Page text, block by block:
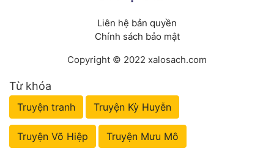
Liên hệ bản quyền
Chính sách bảo mật
Copyright © 2022 xalosach.com
Từ khóa
Truyện tranh Truyện Kỳ Huyễn
Truyện Võ Hiệp Truyện Mưu Mô